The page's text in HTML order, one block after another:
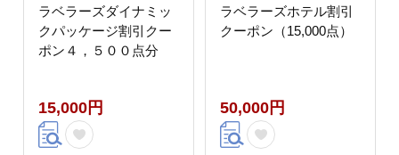
ラベラーズダイナミッ
クパッケージ割引クー
ポン４，５００点分
15,000円
ラベラーズホテル割引
クーポン（15,000点）
50,000円